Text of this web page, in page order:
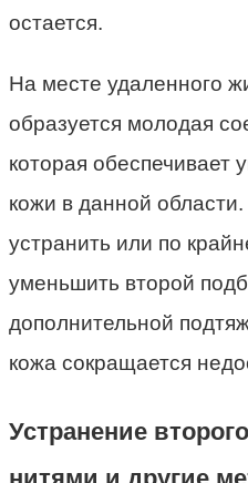
остается.
На месте удаленного
образуется молодая
которая обеспечивает
кожи в данной
устранить или по
уменьшить второй
дополнительной
кожа сокращается
Устранение